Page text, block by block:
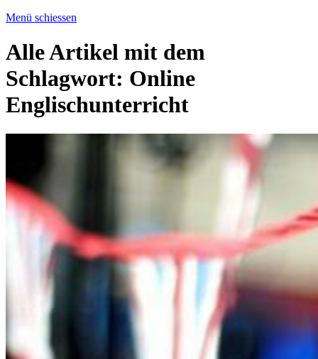
Menü schiessen
Alle Artikel mit dem
Schlagwort: Online
Englischunterricht